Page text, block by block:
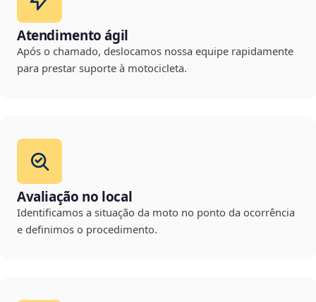
Atendimento ágil
Após o chamado, deslocamos nossa equipe rapidamente
para prestar suporte à motocicleta.
Avaliação no local
Identificamos a situação da moto no ponto da ocorrência
e definimos o procedimento.